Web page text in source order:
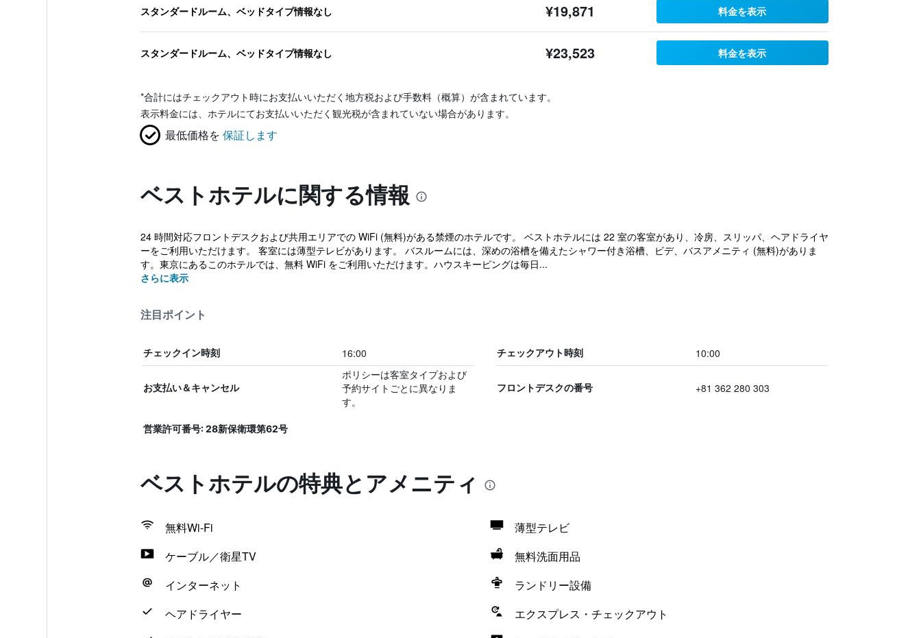
スタンダードルーム、ベッドタイプ情報なし ¥19,871 料金を表示
スタンダードルーム、ベッドタイプ情報なし ¥23,523 料金を表示
*合計にはチェックアウト時にお支払いいただく地方税および手数料（概算）が含まれています。
表示料金には、ホテルにてお支払いいただく観光税が含まれていない場合があります。
最低価格を 保証します
ベストホテルに関する情報
24 時間対応フロントデスクおよび共用エリアでの WiFi (無料)がある禁煙のホテルです。 ベストホテルには 22 室の客室があり、冷房、スリッパ、ヘアドライヤ
ーをご利用いただけます。 客室には薄型テレビがあります。 バスルームには、深めの浴槽を備えたシャワー付き浴槽、ビデ、バスアメニティ (無料)がありま
す。東京にあるこのホテルでは、無料 WiFi をご利用いただけます。ハウスキーピングは毎日...
さらに表示
注目ポイント
チェックイン時刻 16:00 チェックアウト時刻 10:00
お支払い＆キャンセル
ポリシーは客室タイプおよび
予約サイトごとに異なりま
す。
フロントデスクの番号 +81 362 280 303
営業許可番号: 28新保衛環第62号
ベストホテルの特典とアメニティ
無料Wi-Fi
薄型テレビ
ケーブル／衛星TV
無料洗面用品
インターネット
ランドリー設備
ヘアドライヤー
エクスプレス・チェックアウト